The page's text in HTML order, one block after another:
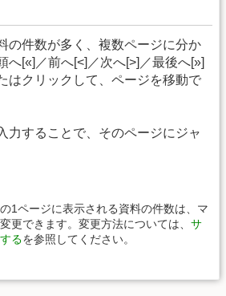
の件数が多く、複数ページに分か
へ[«]／前へ[<]／次へ[>]／最後へ[»]
はクリックして、ページを移動で
力することで、そのページにジャ
1ページに表示される資料の件数は、マ
更できます。変更方法については、 サ
るを参照してください。